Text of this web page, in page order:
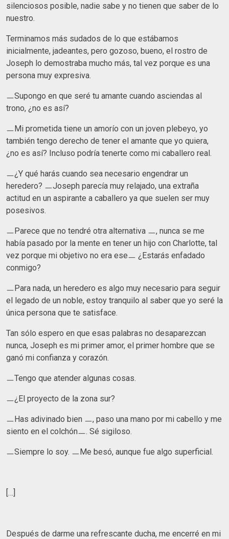
silenciosos posible, nadie sabe y no tienen que saber de lo
nuestro.
Terminamos más sudados de lo que estábamos
inicialmente, jadeantes, pero gozoso, bueno, el rostro de
Joseph lo demostraba mucho más, tal vez porque es una
persona muy expresiva.
ㅡSupongo en que seré tu amante cuando asciendas al
trono, ¿no es así?
ㅡMi prometida tiene un amorío con un joven plebeyo, yo
también tengo derecho de tener el amante que yo quiera,
¿no es así? Incluso podría tenerte como mi caballero real.
ㅡ¿Y qué harás cuando sea necesario engendrar un
heredero? ㅡJoseph parecía muy relajado, una extraña
actitud en un aspirante a caballero ya que suelen ser muy
posesivos.
ㅡParece que no tendré otra alternativa ㅡ, nunca se me
había pasado por la mente en tener un hijo con Charlotte, tal
vez porque mi objetivo no era eseㅡ ¿Estarás enfadado
conmigo?
ㅡPara nada, un heredero es algo muy necesario para seguir
el legado de un noble, estoy tranquilo al saber que yo seré la
única persona que te satisface.
Tan sólo espero en que esas palabras no desaparezcan
nunca, Joseph es mi primer amor, el primer hombre que se
ganó mi confianza y corazón.
ㅡTengo que atender algunas cosas.
ㅡ¿El proyecto de la zona sur?
ㅡHas adivinado bien ㅡ, paso una mano por mi cabello y me
siento en el colchónㅡ. Sé sigiloso.
ㅡSiempre lo soy. ㅡMe besó, aunque fue algo superficial.
[…]
Después de darme una refrescante ducha, me encerré en mi